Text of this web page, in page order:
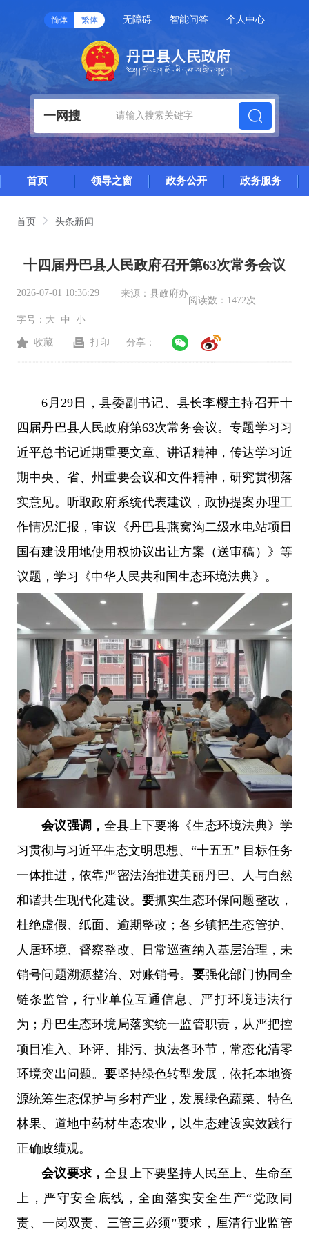
简体 繁体 无障碍 智能问答 个人中心
一网搜
首页 领导之窗 政务公开 政务服务
首页 头条新闻
十四届丹巴县人民政府召开第63次常务会议
2026-07-01 10:36:29 来源： 县政府办
阅读数： 1472次
字号： 大 中 小
收藏 打印 分享：
6月29日，县委副书记、县长李樱主持召开十
四届丹巴县人民政府第63次常务会议。专题学习习
近平总书记近期重要文章、讲话精神，传达学习近
期中央、省、州重要会议和文件精神，研究贯彻落
实意见。听取政府系统代表建议，政协提案办理工
作情况汇报，审议《丹巴县燕窝沟二级水电站项目
国有建设用地使用权协议出让方案（送审稿）》等
议题，学习《中华人民共和国生态环境法典》。
会议强调，全县上下要将《生态环境法典》学
习贯彻与习近平生态文明思想、“十五五” 目标任务
一体推进，依靠严密法治推进美丽丹巴、人与自然
和谐共生现代化建设。 要抓实生态环保问题整改，
杜绝虚假、纸面、逾期整改；各乡镇把生态管护、
人居环境、督察整改、日常巡查纳入基层治理，未
销号问题溯源整治、对账销号。 要强化部门协同全
链条监管，行业单位互通信息、严打环境违法行
为；丹巴生态环境局落实统一监管职责，从严把控
项目准入、环评、排污、执法各环节，常态化清零
环境突出问题。要坚持绿色转型发展，依托本地资
源统筹生态保护与乡村产业，发展绿色蔬菜、特色
林果、道地中药材生态农业，以生态建设实效践行
正确政绩观。
会议要求，全县上下要坚持人民至上、生命至
上，严守安全底线，全面落实安全生产“党政同
责、一岗双责、三管三必须”要求，厘清行业监管